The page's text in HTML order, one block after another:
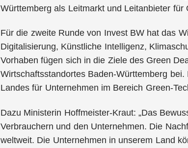
Württemberg als Leitmarkt und Leitanbieter für
Für die zweite Runde von Invest BW hat das
Digitalisierung, Künstliche Intelligenz,
Vorhaben fügen sich in die Ziele des Green
Wirtschaftsstandortes Baden-Württemberg
Landes für Unternehmen im Bereich Green-
Dazu Ministerin Hoffmeister-Kraut: „Das
Verbrauchern und den Unternehmen. Die
weltweit. Die Unternehmen in unserem Land